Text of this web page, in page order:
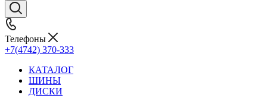
Телефоны
+7(4742) 370-333
КАТАЛОГ
ШИНЫ
ДИСКИ